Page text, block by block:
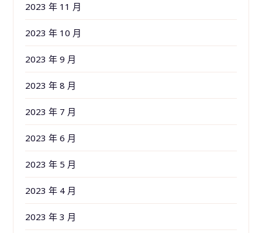
2023 年 11 月
2023 年 10 月
2023 年 9 月
2023 年 8 月
2023 年 7 月
2023 年 6 月
2023 年 5 月
2023 年 4 月
2023 年 3 月